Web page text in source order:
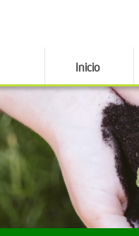
Inicio